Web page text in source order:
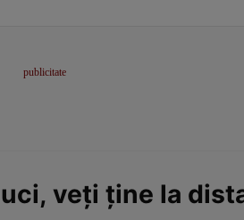
veți ține la